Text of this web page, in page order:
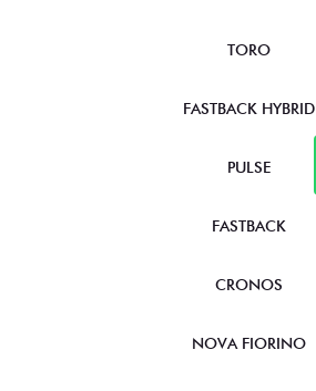
TORO
FASTBACK HYBRID
PULSE
FASTBACK
CRONOS
NOVA FIORINO